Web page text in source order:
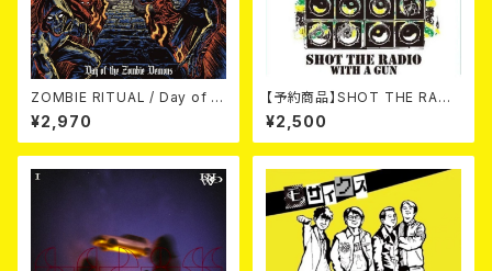
ZOMBIE RITUAL / Day of th
e Zombie Demons
¥2,970
【予約商品】SHOT THE RADI
O WITH A GUN / SOUND RI
OT (CD)【8月８日発売】
¥2,500